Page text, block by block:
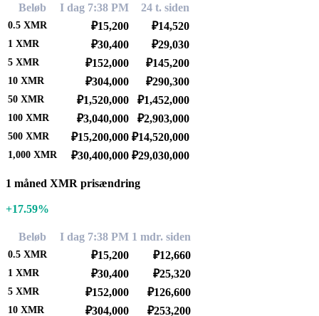
Beløb I dag 7:38 PM 24 t. siden
0.5 XMR ₽15,200 ₽14,520
1 XMR ₽30,400 ₽29,030
5 XMR ₽152,000 ₽145,200
10 XMR ₽304,000 ₽290,300
50 XMR ₽1,520,000 ₽1,452,000
100 XMR ₽3,040,000 ₽2,903,000
500 XMR ₽15,200,000 ₽14,520,000
1,000 XMR ₽30,400,000 ₽29,030,000
1 måned XMR prisændring
+17.59%
Beløb I dag 7:38 PM 1 mdr. siden
0.5 XMR ₽15,200 ₽12,660
1 XMR ₽30,400 ₽25,320
5 XMR ₽152,000 ₽126,600
10 XMR ₽304,000 ₽253,200